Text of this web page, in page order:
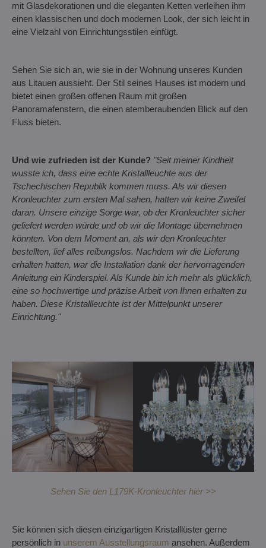
mit Glasdekorationen und die eleganten Ketten verleihen ihm
einen klassischen und doch modernen Look, der sich leicht in
eine Vielzahl von Einrichtungsstilen einfügt.
Sehen Sie sich an, wie sie in der Wohnung unseres Kunden
aus Litauen aussieht. Der Stil seines Hauses ist modern und
bietet einen großen offenen Raum mit großen
Panoramafenstern, die einen atemberaubenden Blick auf den
Fluss bieten.
Und wie zufrieden ist der Kunde? "Seit meiner Kindheit
wusste ich, dass eine echte Kristallleuchte aus der
Tschechischen Republik kommen muss. Als wir diesen
Kronleuchter zum ersten Mal sahen, hatten wir keine Zweifel
daran. Unsere einzige Sorge war, ob der Kronleuchter sicher
geliefert werden würde und ob wir die Montage übernehmen
könnten. Von dem Moment an, als wir den Kronleuchter
bestellten, lief alles reibungslos. Nachdem wir die Lieferung
erhalten hatten, war die Installation dank der hervorragenden
Anleitung ein Kinderspiel. Als Kunde bin ich mehr als glücklich,
eine so hochwertige und präzise Arbeit von Ihnen erhalten zu
haben. Diese Kristallleuchte ist der Mittelpunkt unserer
Einrichtung."
Sehen Sie den L179K-Kronleuchter hier >>
Sie können sich diesen einzigartigen Kristalllüster gerne
persönlich in unserem Ausstellungsraum ansehen. Außerdem